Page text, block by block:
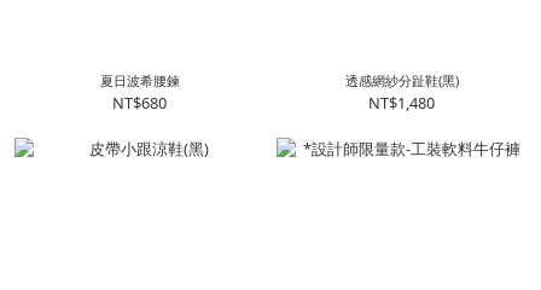
夏日波希腰鍊
NT$680
透感網紗分趾鞋(黑)
NT$1,480